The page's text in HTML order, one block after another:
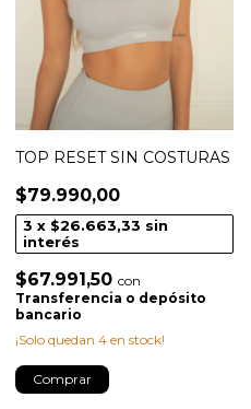
TOP RESET SIN COSTURAS
$79.990,00
3 x $26.663,33 sin
interés
$67.991,50 con
Transferencia o depósito
bancario
¡Solo quedan 4 en stock!
Comprar